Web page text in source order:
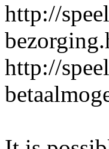
http://
http://